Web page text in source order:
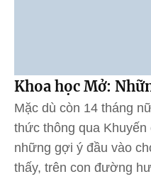
Khoa học Mở:
Mặc dù còn 14 tháng
thức thông qua
những gợi ý đầu vào
thấy, trên con đường